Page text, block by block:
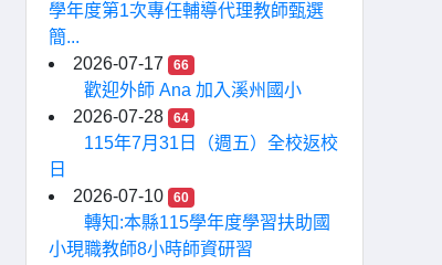
學年度第1次專任輔導代理教師甄選
簡...
2026-07-17
66
歡迎外師 Ana 加入溪州國小
2026-07-28
64
115年7月31日（週五）全校返校
日
2026-07-10
60
轉知:本縣115學年度學習扶助國
小現職教師8小時師資研習